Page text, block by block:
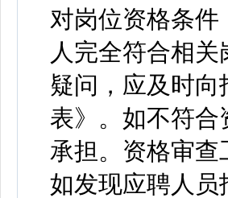
对岗位资格条
人完全符合相
疑问，应及时
表》。如不符
承担。资格审
如发现应聘人员